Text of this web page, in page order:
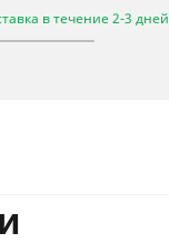
в течение 2-3 дней